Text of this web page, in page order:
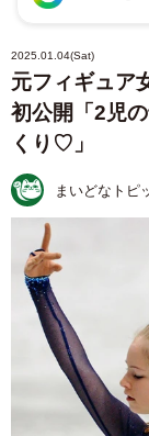
2025.01.04(Sat)
元フィギュア
初公開「2児
くり♡」
まいどなトピ